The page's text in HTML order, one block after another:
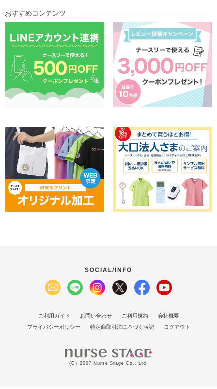
おすすめコンテンツ
SOCIAL/INFO
ご利用ガイド お問い合わせ ご利用規約
会社概要
プライバシーポリシー
特定商取引法に基づく表記 ログアウト
(C）2007 Nurse Stage Co., Ltd.